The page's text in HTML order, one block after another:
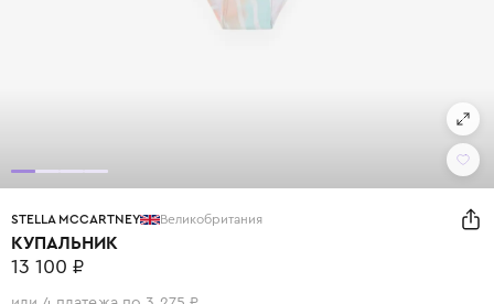
STELLA MCCARTNEY Великобритания
КУПАЛЬНИК
13 100 ₽